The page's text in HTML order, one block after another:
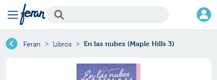
Feran Libros En las nubes (Maple Hills 3)